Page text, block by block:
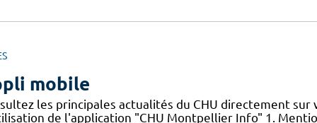
mobile
les principales actualités du CHU directement
de l'application "CHU Montpellier Info" 1.